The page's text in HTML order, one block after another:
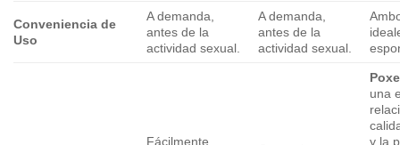
Conveniencia de
Uso
A demanda,
antes de la
actividad sexual.
A demanda,
antes de la
actividad sexual.
Fácilmente
una
y la